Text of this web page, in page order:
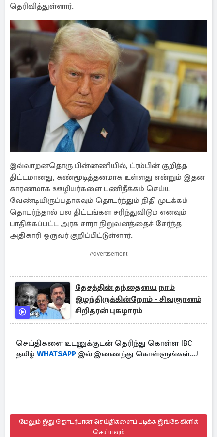
தெரிவித்துள்ளார்.
இவ்வாறனதொரு பின்னணியில், ட்ரம்பின் குறித்த
திட்டமானது, கண்மூடித்தனமாக உள்ளது என்றும் இதன்
காரணமாக ஊழியர்களை பணிநீக்கம் செய்ய
வேண்டியிருப்பதாகவும் தொடர்ந்தும் நிதி முடக்கம்
தொடர்ந்தால் பல திட்டங்கள் சரிந்துவிடும் எனவும்
பாதிக்கப்பட்ட அரசு சாரா நிறுவனத்தைச் சேர்ந்த
அதிகாரி ஒருவர் குறிப்பிட்டுள்ளார்.
Advertisement
தேசத்தின் தந்தையை நாம்
இழந்திருக்கின்றோம் - சிவஞானம்
சிறிதரன் புகழாரம்
செய்திகளை உடனுக்குடன் தெரிந்து கொள்ள IBC
தமிழ் WHATSAPP இல் இணைந்து கொள்ளுங்கள்...!
மேலும் இது தொடர்பான செய்திகளைப் படிக்க இங்கே கிளிக்
செய்யவும்